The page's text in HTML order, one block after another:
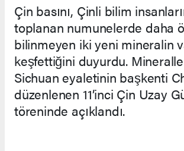
Çin basını, Çinli bilim
toplanan numunelerde daha
bilinmeyen iki yeni mineralin
keşfettiğini duyurdu.
Sichuan eyaletinin başkenti
düzenlenen 11’inci Çin Uzay
töreninde açıklandı.